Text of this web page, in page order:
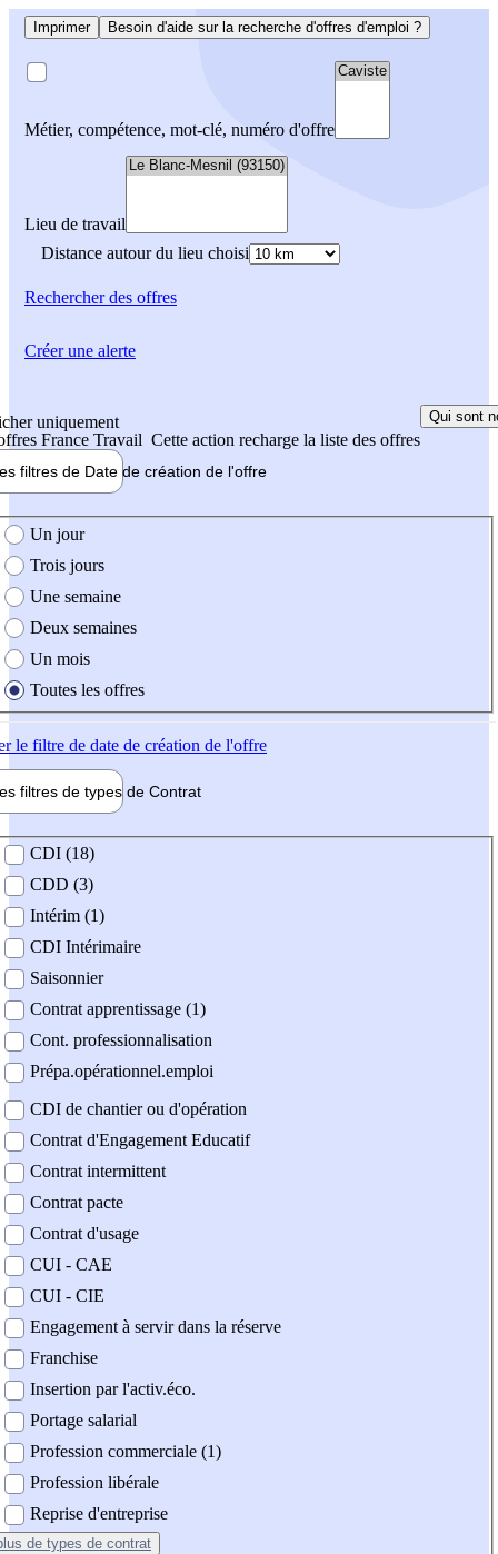
Imprimer Besoin d'aide sur la recherche d'offres d'emploi ?
Métier, compétence, mot-clé, numéro d'offre
Lieu de travail
Distance autour du lieu choisi
Rechercherdes offres
uniquement
France Travail Cette action recharge la liste des offres
Qui sont
filtres de Date de création de l'offre
création de l'offre
Un jour
Trois jours
Une semaine
Deux semaines
Un mois
Toutes les offres
le filtre de date de création de l'offre
filtres de types de Contrat
contrat
CDI (18)
CDD (3)
Intérim (1)
CDI Intérimaire
Saisonnier
Contrat apprentissage (1)
Cont. professionnalisation
Prépa.opérationnel.emploi
CDI de chantier ou d'opération
Contrat d'Engagement Educatif
Contrat intermittent
Contrat pacte
Contrat d'usage
CUI - CAE
CUI - CIE
Engagement à servir dans la réserve
Franchise
Insertion par l'activ.éco.
Portage salarial
Profession commerciale (1)
Profession libérale
Reprise d'entreprise
de types de contrat
Créer une alerte